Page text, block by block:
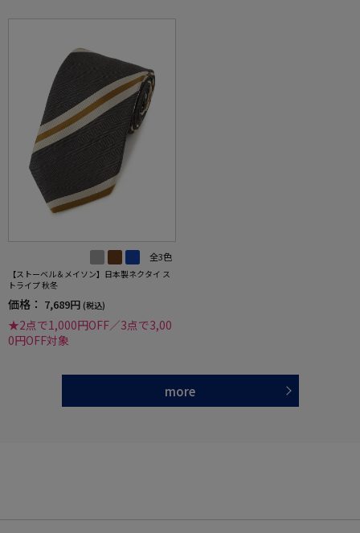
全3色
【ストーベル＆メイソン】日本製ネクタイ ス
トライプ 秋冬
価格： 7,689円 (税込)
★2点で1,000円OFF／3点で3,00
0円OFF対象
more